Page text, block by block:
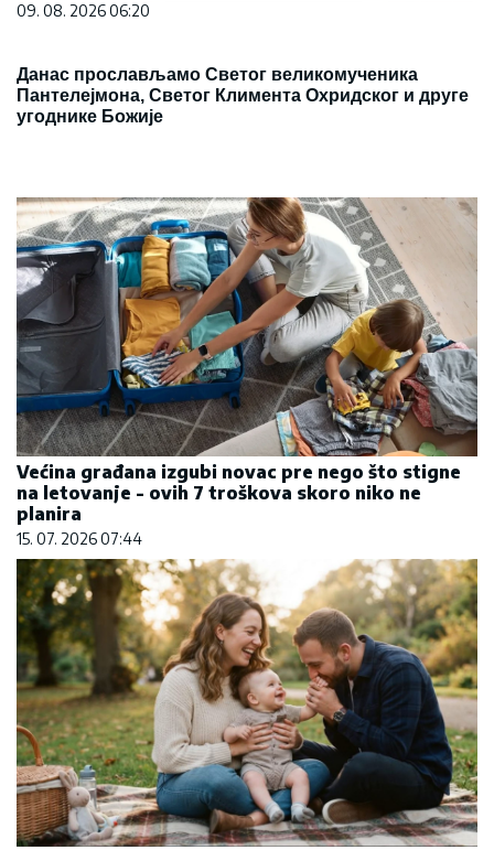
09. 08. 2026 06:20
Данас прослављамо Светог великомученика
Пантелејмона, Светог Климента Охридског и друге
угоднике Божије
Većina građana izgubi novac pre nego što stigne
na letovanje - ovih 7 troškova skoro niko ne
planira
15. 07. 2026 07:44